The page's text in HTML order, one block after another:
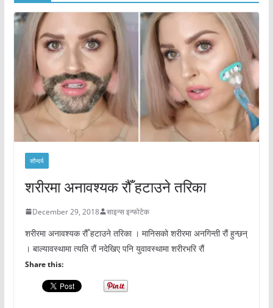
सौन्दर्य
शरीरमा अनावश्यक रौँ हटाउने तरिका
December 29, 2018 साइन्स इन्फोटेक
शरीरमा अनावश्यक रौँ हटाउने तरिका । मानिसको शरीरमा अनगिन्ती रौं हुन्छन्
। बाल्यावस्थामा त्यति रौं नदेखिए पनि युवावस्थामा शरीरभरि रौं
Share this: